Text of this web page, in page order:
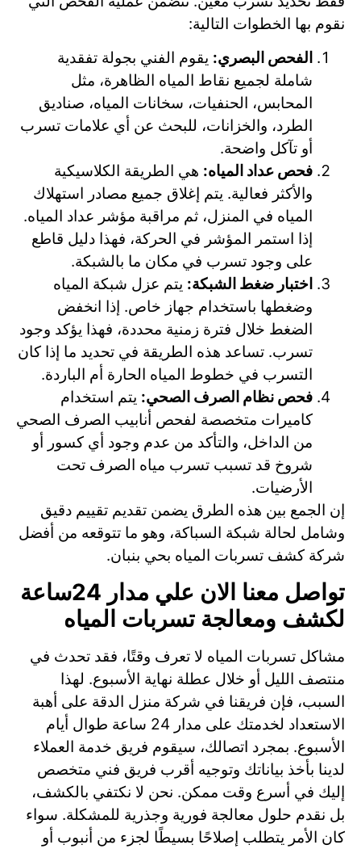
نقوم بها الخطوات التالية:
الفحص البصري: يقوم الفني بجولة تفقدية
شاملة لجميع نقاط المياه الظاهرة، مثل
المحابس، الحنفيات، سخانات المياه، صناديق
الطرد، والخزانات، للبحث عن أي علامات تسرب
أو تآكل واضحة.
فحص عداد المياه: هي الطريقة الكلاسيكية
والأكثر فعالية. يتم إغلاق جميع مصادر استهلاك
المياه في المنزل، ثم مراقبة مؤشر عداد المياه.
إذا استمر المؤشر في الحركة، فهذا دليل قاطع
على وجود تسرب في مكان ما بالشبكة.
اختبار ضغط الشبكة: يتم عزل شبكة المياه
وضغطها باستخدام جهاز خاص. إذا انخفض
الضغط خلال فترة زمنية محددة، فهذا يؤكد وجود
تسرب. تساعد هذه الطريقة في تحديد ما إذا كان
التسرب في خطوط المياه الحارة أم الباردة.
فحص نظام الصرف الصحي: يتم استخدام
كاميرات متخصصة لفحص أنابيب الصرف الصحي
من الداخل، والتأكد من عدم وجود أي كسور أو
شروخ قد تسبب تسرب مياه الصرف تحت
الأرضيات.
إن الجمع بين هذه الطرق يضمن تقديم تقييم دقيق
وشامل لحالة شبكة السباكة، وهو ما تتوقعه من أفضل
شركة كشف تسربات المياه بحي بنبان.
تواصل معنا الان علي مدار 24ساعة
لكشف ومعالجة تسربات المياه
مشاكل تسربات المياه لا تعرف وقتًا، فقد تحدث في
منتصف الليل أو خلال عطلة نهاية الأسبوع. لهذا
السبب، فإن فريقنا في شركة منزل الدقة على أهبة
الاستعداد لخدمتك على مدار 24 ساعة طوال أيام
الأسبوع. بمجرد اتصالك، سيقوم فريق خدمة العملاء
لدينا بأخذ بياناتك وتوجيه أقرب فريق فني متخصص
إليك في أسرع وقت ممكن. نحن لا نكتفي بالكشف،
بل نقدم حلول معالجة فورية وجذرية للمشكلة. سواء
كان الأمر يتطلب إصلاحًا بسيطًا لجزء من أنبوب أو